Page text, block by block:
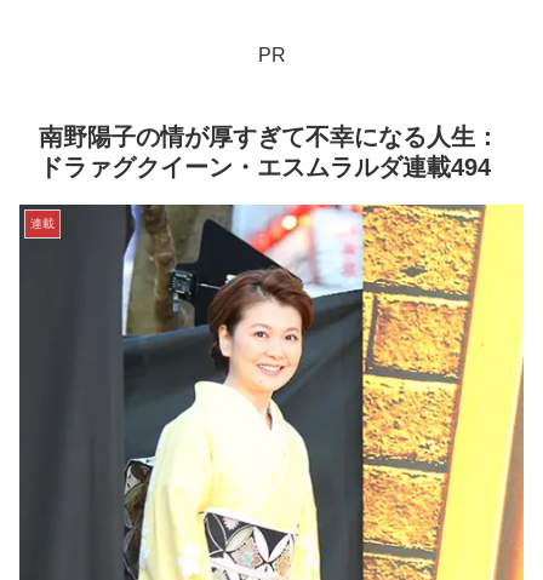
PR
南野陽子の情が厚すぎて不幸になる人生：
ドラァグクイーン・エスムラルダ連載494
連載